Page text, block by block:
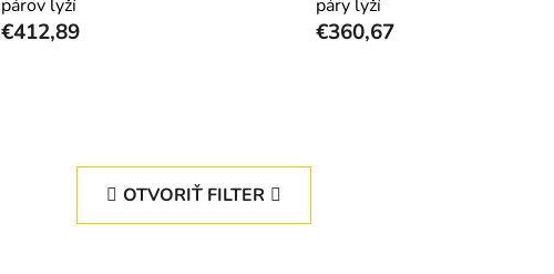
párov lyží
€412,89
páry lyží
€360,67
OTVORIŤ FILTER